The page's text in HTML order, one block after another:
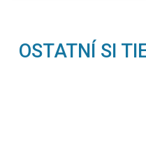
OSTATNÍ SI